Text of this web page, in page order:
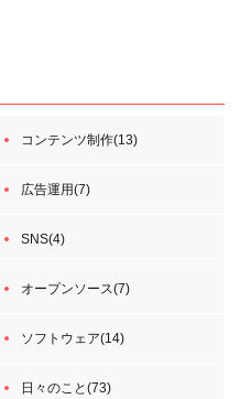
コンテンツ制作(13)
広告運用(7)
SNS(4)
オープンソース(7)
ソフトウェア(14)
日々のこと(73)